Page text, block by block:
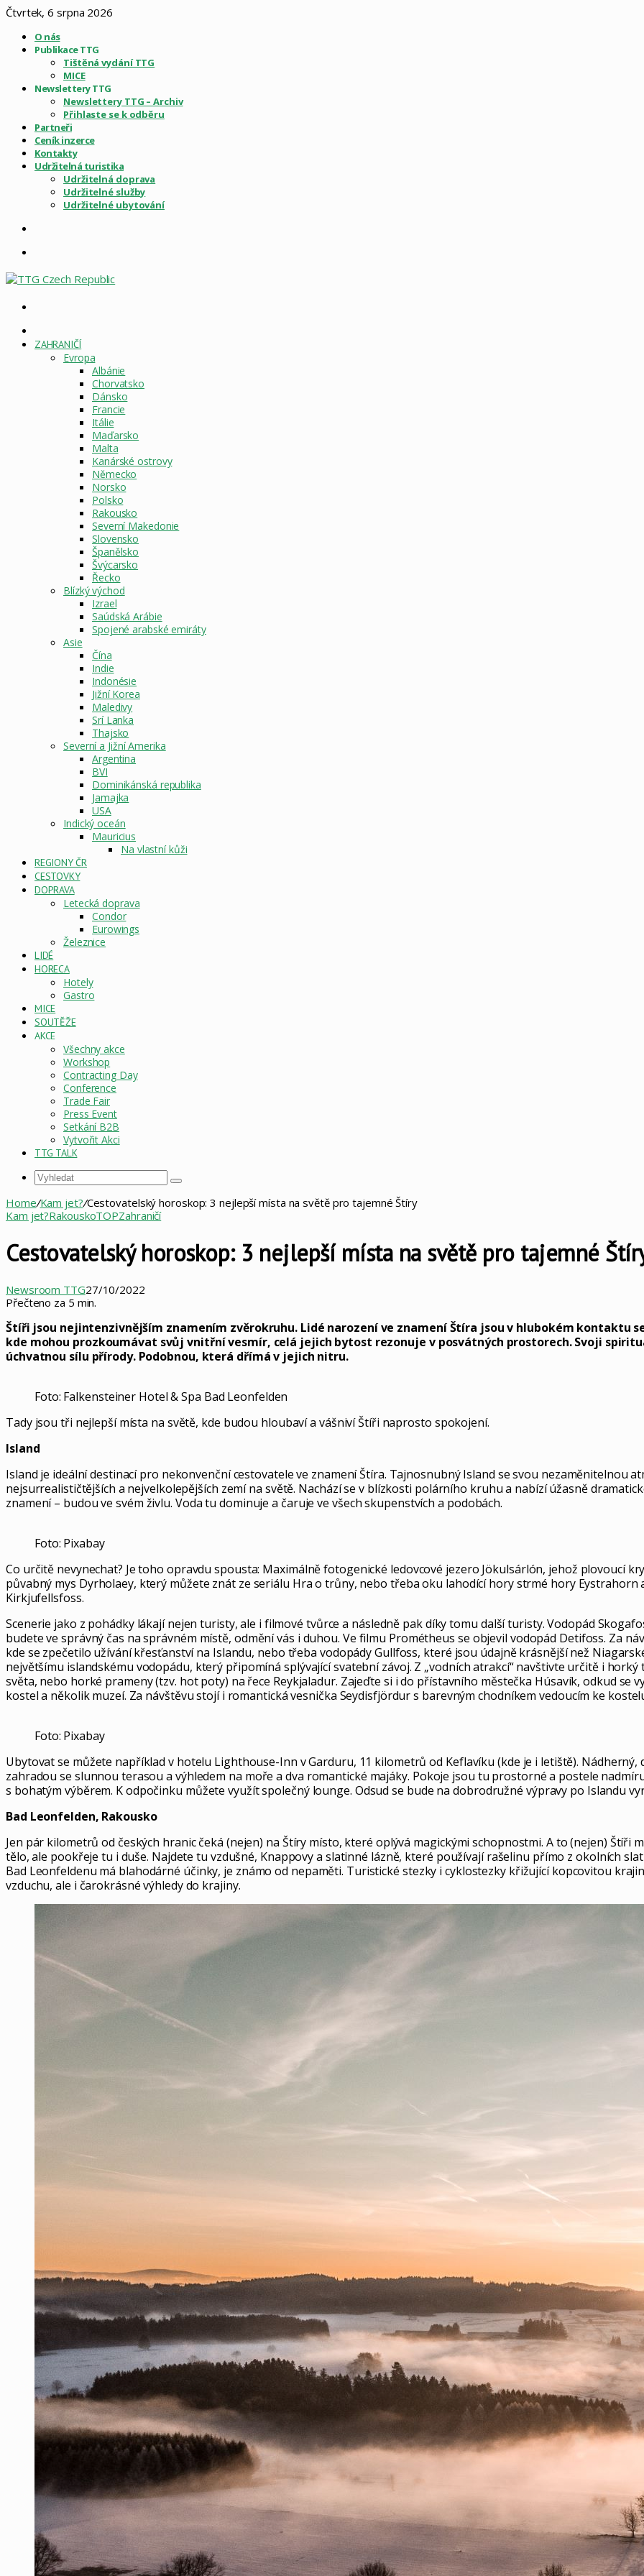
Čtvrtek, 6 srpna 2026
O nás
Publikace TTG
Tištěná vydání TTG
MICE
Newslettery TTG
Newslettery TTG – Archiv
Přihlaste se k odběru
Partneři
Ceník inzerce
Kontakty
Udržitelná turistika
Udržitelná doprava
Udržitelné služby
Udržitelné ubytování
STRÁNKA
ZAHRANIČÍ
Evropa
Albánie
Chorvatsko
Dánsko
Francie
Itálie
Maďarsko
Malta
Kanárské ostrovy
Německo
Norsko
Polsko
Rakousko
Severní Makedonie
Slovensko
Španělsko
Švýcarsko
Řecko
Blízký východ
Izrael
Saúdská Arábie
Spojené arabské emiráty
Asie
Čína
Indie
Indonésie
Jižní Korea
Maledivy
Srí Lanka
Thajsko
Severní a Jižní Amerika
Argentina
BVI
Dominikánská republika
Jamajka
USA
Indický oceán
Mauricius
Na vlastní kůži
REGIONY ČR
CESTOVKY
DOPRAVA
Letecká doprava
Condor
Eurowings
Železnice
LIDÉ
HORECA
Hotely
Gastro
MICE
SOUTĚŽE
AKCE
Všechny akce
Workshop
Contracting Day
Conference
Trade Fair
Press Event
Setkání B2B
Vytvořit Akci
TTG TALK
Vyhledat
Home/Kam jet?/Cestovatelský horoskop: 3 nejlepší místa na světě pro tajemné Štíry
Kam jet?RakouskoTOPZahraničí
Cestovatelský horoskop: 3 nejlepší místa na světě pro tajemné
Newsroom TTG27/10/2022
Přečteno za 5 min.
Štíři jsou nejintenzivnějším znamením zvěrokruhu. Lidé narození ve znamení Štíra jsou v hlubokém kontaktu
kde mohou prozkoumávat svůj vnitřní vesmír, celá jejich bytost rezonuje v posvátných prostorech. Svoji
úchvatnou sílu přírody. Podobnou, která dřímá v jejich nitru.
Foto: Falkensteiner Hotel & Spa Bad Leonfelden
Tady jsou tři nejlepší místa na světě, kde budou hloubaví a vášniví Štíři naprosto spokojení.
Island
Island je ideální destinací pro nekonvenční cestovatele ve znamení Štíra. Tajnosnubný Island se svou nezaměnitelnou
nejsurrealističtějších a nejvelkolepějších zemí na světě. Nachází se v blízkosti polárního kruhu a nabízí úžasně
znamení – budou ve svém živlu. Voda tu dominuje a čaruje ve všech skupenstvích a podobách.
Foto: Pixabay
Co určitě nevynechat? Je toho opravdu spousta: Maximálně fotogenické ledovcové jezero Jökulsárlón, jehož plovoucí
půvabný mys Dyrholaey, který můžete znát ze seriálu Hra o trůny, nebo třeba oku lahodící hory strmé hory
Kirkjufellsfoss.
Scenerie jako z pohádky lákají nejen turisty, ale i filmové tvůrce a následně pak díky tomu další turisty. Vodopád
budete ve správný čas na správném místě, odmění vás i duhou. Ve filmu Prométheus se objevil vodopád Detifoss. Za
kde se zpečetilo užívání křesťanství na Islandu, nebo třeba vodopády Gullfoss, které jsou údajně krásnější než
největšímu islandskému vodopádu, který připomíná splývající svatební závoj. Z „vodních atrakcí“ navštivte určitě i
světa, nebo horké prameny (tzv. hot poty) na řece Reykjaladur. Zajeďte si i do přístavního městečka Húsavík, odkud se
kostel a několik muzeí. Za návštěvu stojí i romantická vesnička Seydisfjördur s barevným chodníkem vedoucím ke
Foto: Pixabay
Ubytovat se můžete například v hotelu Lighthouse-Inn v Garduru, 11 kilometrů od Keflavíku (kde je i letiště).
zahradou se slunnou terasou a výhledem na moře a dva romantické majáky. Pokoje jsou tu prostorné a postele
s bohatým výběrem. K odpočinku můžete využít společný lounge. Odsud se bude na dobrodružné výpravy po Islandu
Bad Leonfelden, Rakousko
Jen pár kilometrů od českých hranic čeká (nejen) na Štíry místo, které oplývá magickými schopnostmi. A to (nejen) Štíři
tělo, ale pookřeje tu i duše. Najdete tu vzdušné, Knappovy a slatinné lázně, které používají rašelinu přímo z okolních
Bad Leonfeldenu má blahodárné účinky, je známo od nepaměti. Turistické stezky i cyklostezky křižující kopcovitou
vzduchu, ale i čarokrásné výhledy do krajiny.